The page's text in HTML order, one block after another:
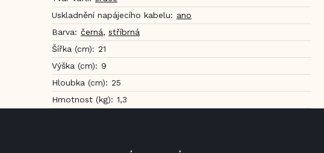
Uskladnění napájecího kabelu: ano
Barva: černá, stříbrná
Šířka (cm): 21
Výška (cm): 9
Hloubka (cm): 25
Hmotnost (kg): 1,3